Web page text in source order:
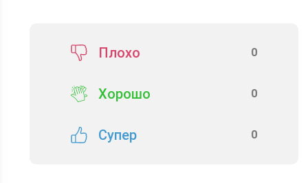
Плохо 0
Хорошо 0
Супер 0